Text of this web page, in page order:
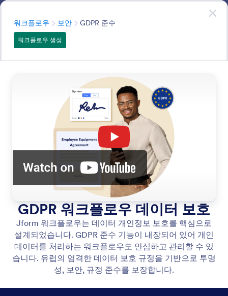
Security
Jform은 항상 귀하의 데이터를 보호하기 위해 최선을 다하
고 있습니다. AI 에이전트에 대해 동일한 보안 기능을 구현
합니다.
대화 시작
워크플로우 보안분류GDPR 준수
워크플로우 생성
모든 기능에서 검색
워크플로우 보안분류